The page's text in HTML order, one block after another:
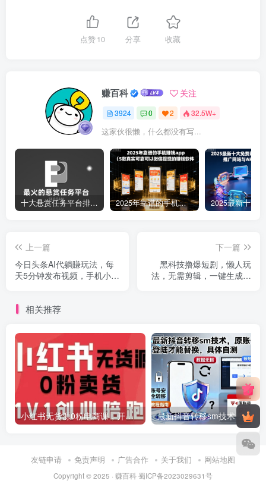
点赞10 分享 收藏
赚百科 关注
3924 0 2 32.5W+
这家伙很懒，什么都没有写...
十大悬赏任务平台排行榜（全网最好的悬赏任务平台） 2025年靠谱的手机赚钱app（5款真实可靠可以微信提现的赚钱软件）
上一篇
今日头条AI代躺賺玩法，每
天5分钟发布视频，手机小白
下一篇
黑科技撸爆短剧，懒人玩
法，无需剪辑，一键生成，
相关推荐
小红书无货源0粉电商课，开店准备、选品策略、笔记撰写、视频剪辑、数据分析、账号打造、资料文档(更新26年2月)
友链申请 免责声明 广告合作 关于我们 网站地图
Copyright © 2025 · 赚百科蜀ICP备2023029631号